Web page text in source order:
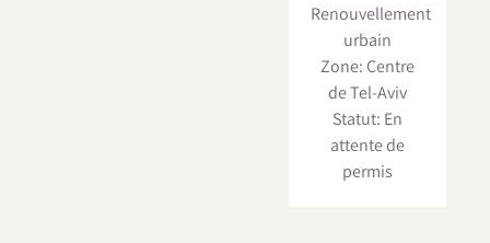
Renouvellement
urbain
Zone: Centre
de Tel-Aviv
Statut: En
attente de
permis